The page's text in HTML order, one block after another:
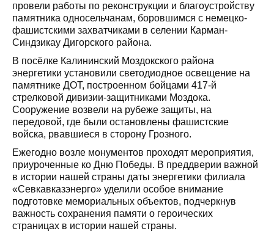
провели работы по реконструкции и благоустройству
памятника односельчанам, боровшимся с немецко-
фашистскими захватчиками в селении Карман-
Синдзикау Дигорского района.
В посёлке Калининский Моздокского района
энергетики установили светодиодное освещение на
памятнике ДОТ, построенном бойцами 417-й
стрелковой дивизии-защитниками Моздока.
Сооружение возвели на рубеже защиты, на
передовой, где были остановлены фашистские
войска, рвавшиеся в сторону Грозного.
Ежегодно возле монументов проходят мероприятия,
приуроченные ко Дню Победы. В преддверии важной
в истории нашей страны даты энергетики филиала
«Севкавказэнерго» уделили особое внимание
подготовке мемориальных объектов, подчеркнув
важность сохранения памяти о героических
страницах в истории нашей страны.